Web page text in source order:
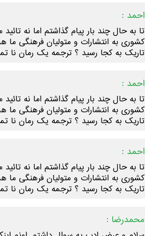
احمد :
تا به حال چند بار پیام گذاشتم اما نه
کشوری به انتشارات و متولیان فرهنگی
تاریک به کجا رسید ؟ ترجمه یک رمان نا
احمد :
تا به حال چند بار پیام گذاشتم اما نه
کشوری به انتشارات و متولیان فرهنگی
تاریک به کجا رسید ؟ ترجمه یک رمان نا
احمد :
تا به حال چند بار پیام گذاشتم اما نه
کشوری به انتشارات و متولیان فرهنگی
تاریک به کجا رسید ؟ ترجمه یک رمان نا
محمدرضا :